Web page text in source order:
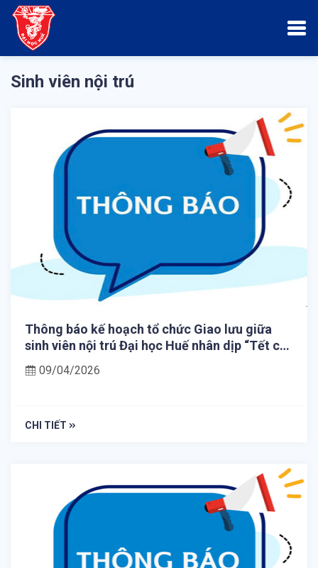
Sinh viên nội trú
Thông báo kế hoạch tổ chức Giao lưu giữa
sinh viên nội trú Đại học Huế nhân dịp “Tết cổ
truyền Bunpimay” năm 2026
09/04/2026
CHI TIẾT